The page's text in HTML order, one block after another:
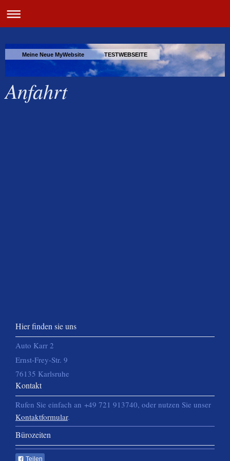
Meine Neue MyWebsite TESTWEBSEITE
Anfahrt
Hier finden sie uns
Auto Karr 2
Ernst-Frey-Str. 9
76135 Karlsruhe
Kontakt
Rufen Sie einfach an +49 721 913740, oder nutzen Sie unser
Kontaktformular.
Bürozeiten
Teilen